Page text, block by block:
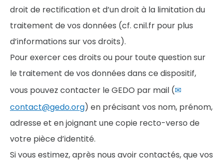
droit de rectification et d’un droit à la limitation du
traitement de vos données (cf. cnil.fr pour plus
d’informations sur vos droits).
Pour exercer ces droits ou pour toute question sur
le traitement de vos données dans ce dispositif,
vous pouvez contacter le GEDO par mail (
contact@gedo.org) en précisant vos nom, prénom,
adresse et en joignant une copie recto-verso de
votre pièce d’identité.
Si vous estimez, après nous avoir contactés, que vos